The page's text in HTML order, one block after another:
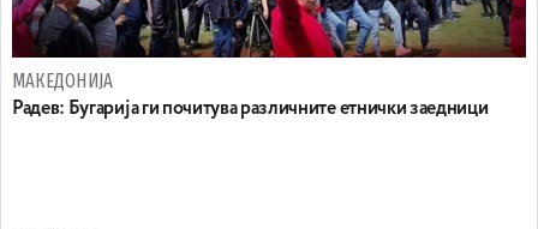
МАКЕДОНИЈА
Радев: Бугарија ги почитува различните етнички заедници